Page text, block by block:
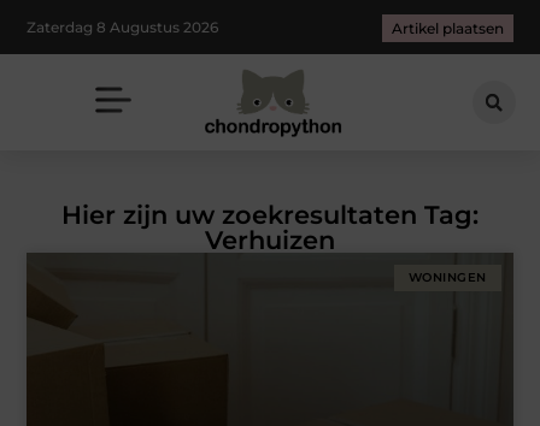
Zaterdag 8 Augustus 2026 Artikel plaatsen
Hier zijn uw zoekresultaten Tag:
Verhuizen
WONINGEN